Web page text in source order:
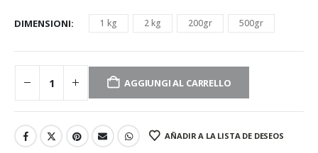
DIMENSIONI 1 kg 2 kg 200gr 500gr
AGGIUNGI AL CARRELLO
AÑADIR A LA LISTA DE DESEOS